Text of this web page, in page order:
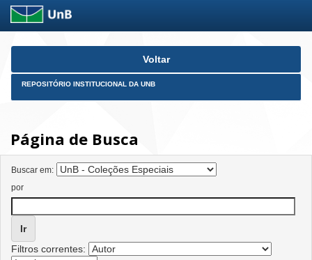
Skip
Voltar
REPOSITÓRIO INSTITUCIONAL DA UNB
Página de Busca
Buscar em:
por
Filtros correntes: